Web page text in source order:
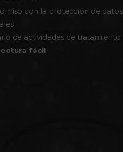
con la protección de datos
de actividades de tratamiento
fácil